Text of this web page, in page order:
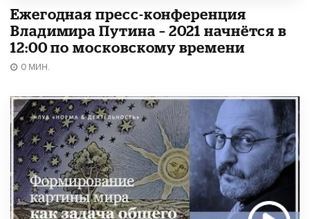
Ежегодная пресс-конференция
Владимира Путина – 2021 начнётся в
12:00 по московскому времени
0 МИН.